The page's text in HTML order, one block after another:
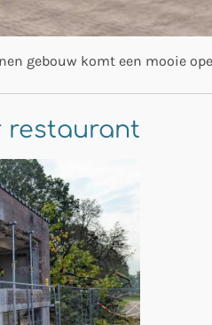
gebouw komt een mooie
restaurant